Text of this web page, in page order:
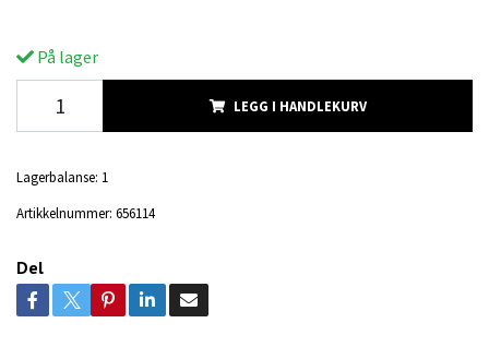
På lager
LEGG I HANDLEKURV
Lagerbalanse: 1
Artikkelnummer: 656114
Del